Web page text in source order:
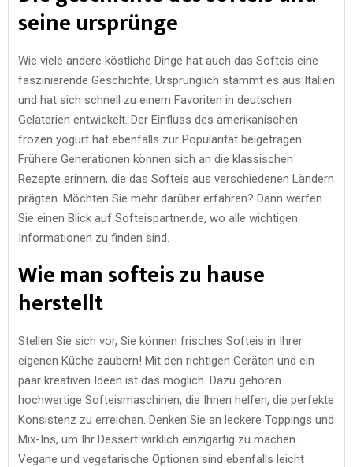
seine ursprünge
Wie viele andere köstliche Dinge hat auch das Softeis eine
faszinierende Geschichte. Ursprünglich stammt es aus Italien
und hat sich schnell zu einem Favoriten in deutschen
Gelaterien entwickelt. Der Einfluss des amerikanischen
frozen yogurt hat ebenfalls zur Popularität beigetragen.
Frühere Generationen können sich an die klassischen
Rezepte erinnern, die das Softeis aus verschiedenen Ländern
prägten. Möchten Sie mehr darüber erfahren? Dann werfen
Sie einen Blick auf Softeispartner.de, wo alle wichtigen
Informationen zu finden sind.
Wie man softeis zu hause
herstellt
Stellen Sie sich vor, Sie können frisches Softeis in Ihrer
eigenen Küche zaubern! Mit den richtigen Geräten und ein
paar kreativen Ideen ist das möglich. Dazu gehören
hochwertige Softeismaschinen, die Ihnen helfen, die perfekte
Konsistenz zu erreichen. Denken Sie an leckere Toppings und
Mix-Ins, um Ihr Dessert wirklich einzigartig zu machen.
Vegane und vegetarische Optionen sind ebenfalls leicht